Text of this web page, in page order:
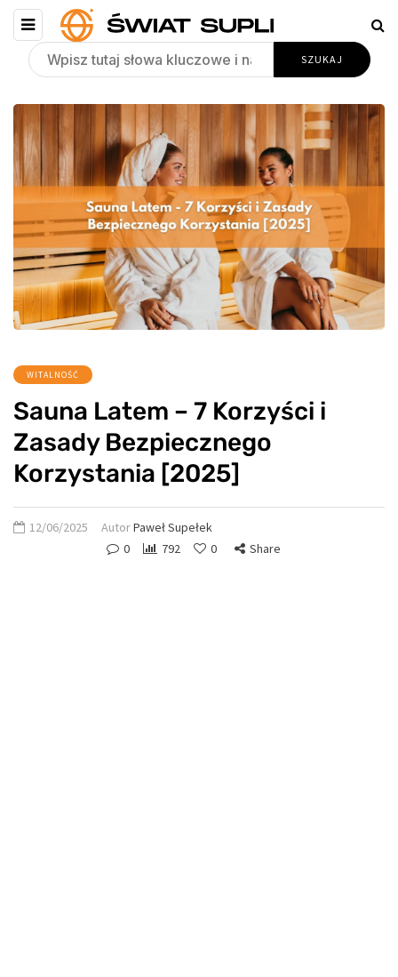
WITALNOŚĆ
Sauna Latem – 7 Korzyści i
Zasady Bezpiecznego
Korzystania [2025]
12/06/2025 AutorPaweł Supełek
0
792 0 Share